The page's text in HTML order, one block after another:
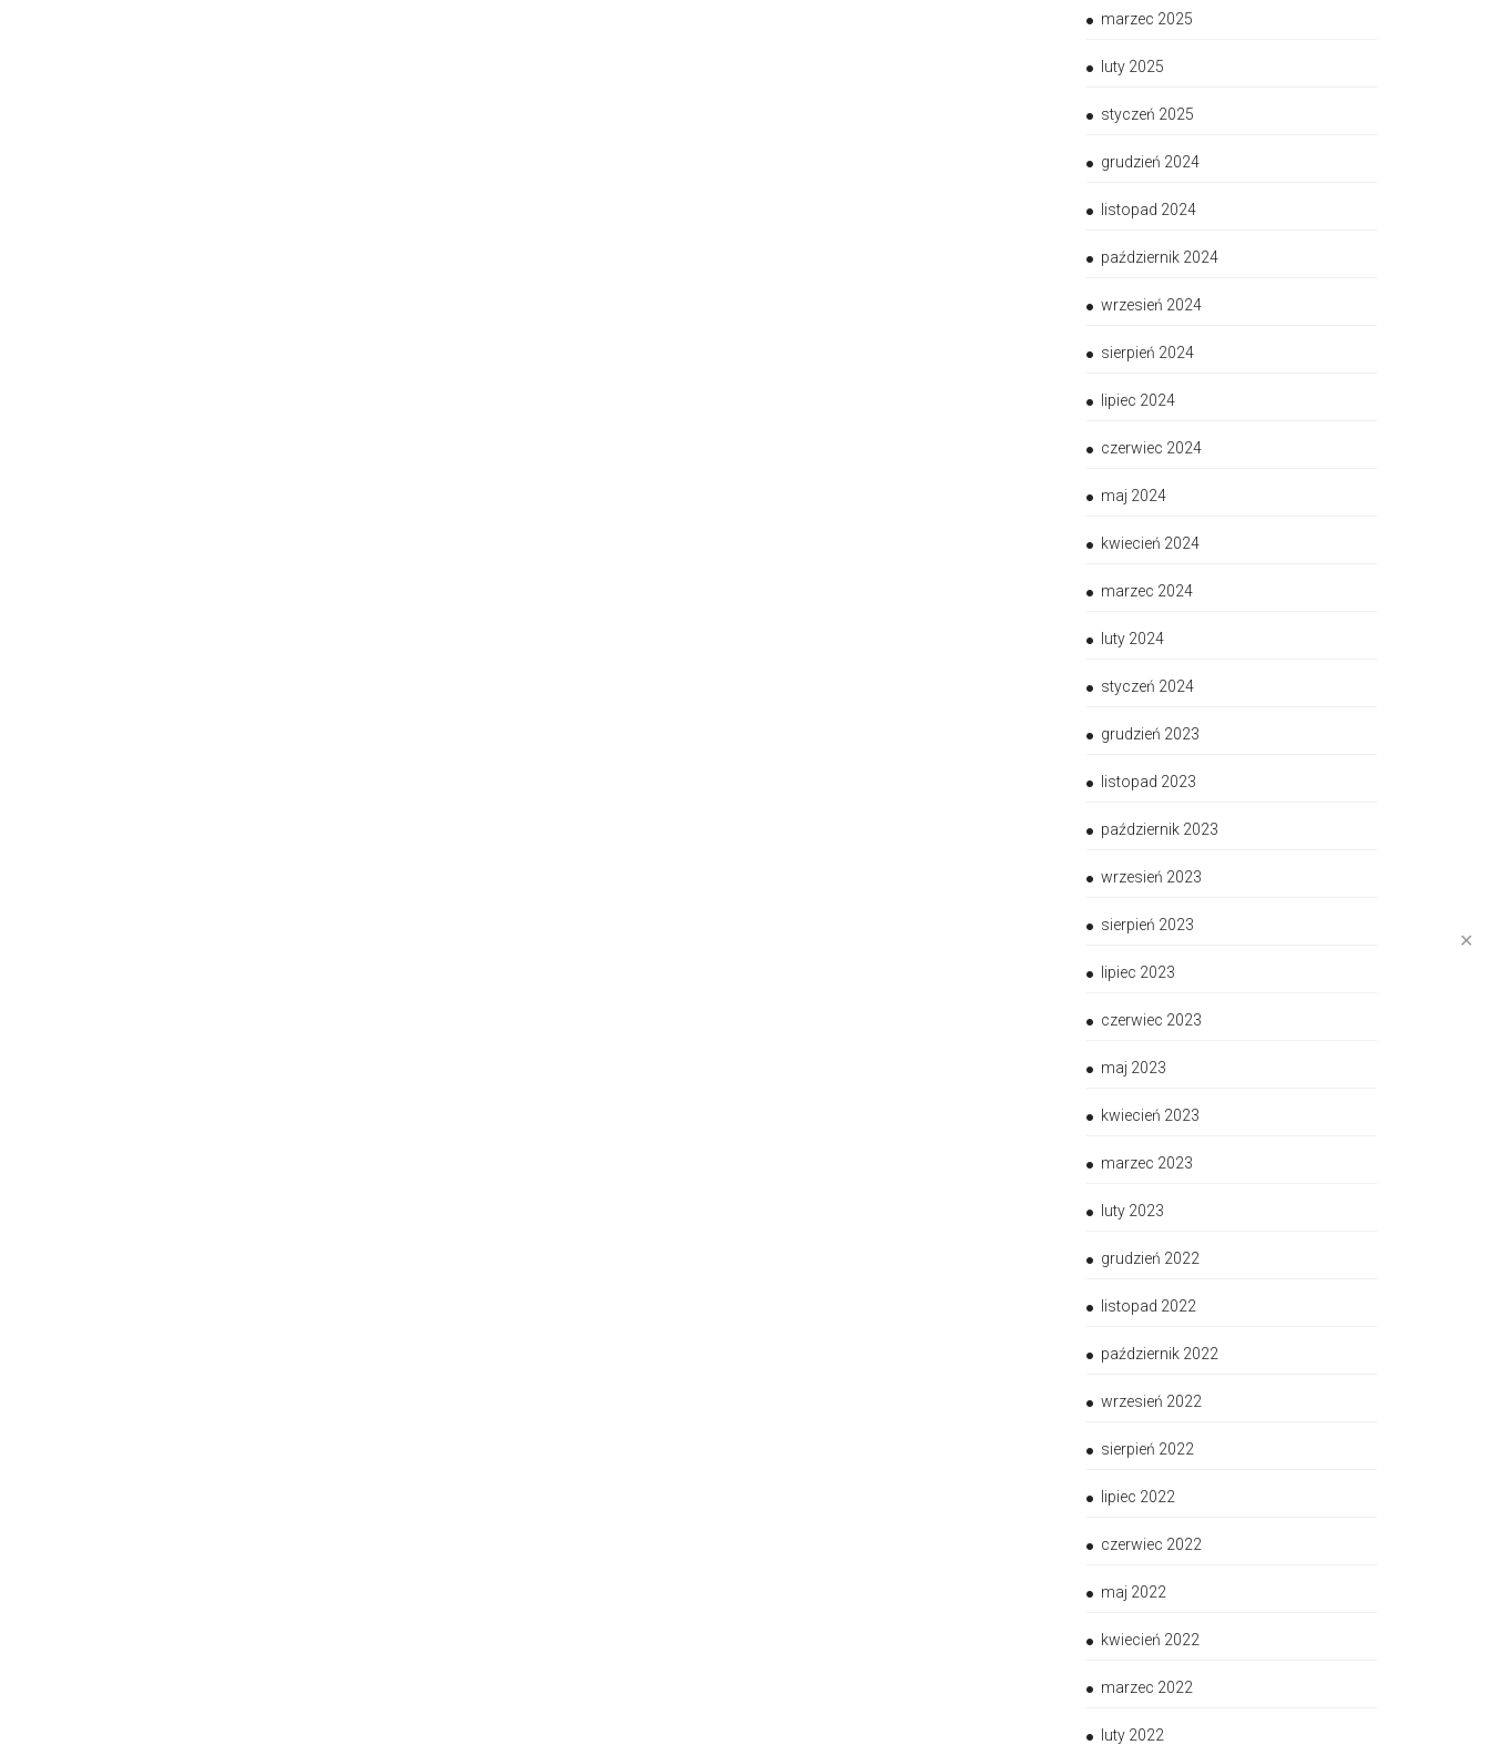
✕
marzec 2025
luty 2025
styczeń 2025
grudzień 2024
listopad 2024
październik 2024
wrzesień 2024
sierpień 2024
lipiec 2024
czerwiec 2024
maj 2024
kwiecień 2024
marzec 2024
luty 2024
styczeń 2024
grudzień 2023
listopad 2023
październik 2023
wrzesień 2023
sierpień 2023
lipiec 2023
czerwiec 2023
maj 2023
kwiecień 2023
marzec 2023
luty 2023
grudzień 2022
listopad 2022
październik 2022
wrzesień 2022
sierpień 2022
lipiec 2022
czerwiec 2022
maj 2022
kwiecień 2022
marzec 2022
luty 2022